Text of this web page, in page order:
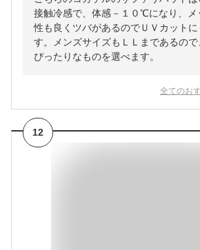
接触冷感で、体感－１０℃になり、メ
性も良くツバがあるのでＵＶカット
す。メンズサイズもＬＬまであるの
ぴったりなものを選べます。
全てのお
12